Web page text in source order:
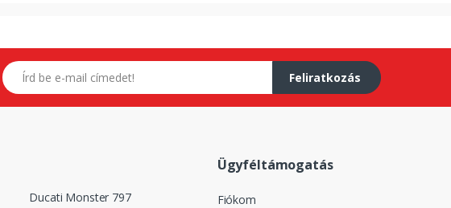
E-mail címed
Feliratkozás
Ducati Monster 797
Ügyféltámogatás
Fiókom